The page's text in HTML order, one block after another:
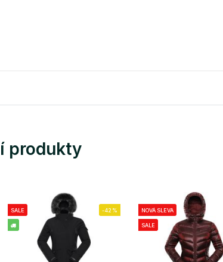
produkty
SALE -42% NOVÁ SLEVA
SALE